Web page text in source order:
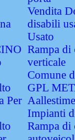
Per
Vendita
disabili
Usato
Rampa di
verticale
Comune
GPL
Impianti
Rampa di